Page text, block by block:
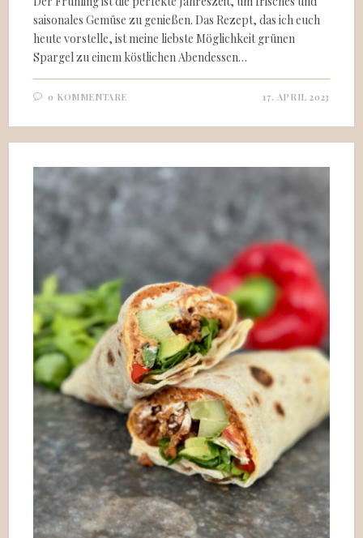
saisonales Gemüse zu genießen. Das Rezept, das ich euch
heute vorstelle, ist meine liebste Möglichkeit grünen
Spargel zu einem köstlichen Abendessen…
0 KOMMENTARE 17. APRIL 2023